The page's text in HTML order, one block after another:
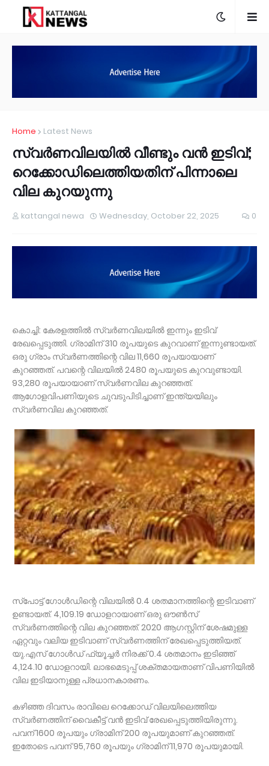
Home Latest News
സ്വർണവിലയിൽ വീണ്ടും വൻ ഇടിവ്;
റെക്കോഡിലെത്തിയതിന് പിന്നാലെ
വില കുറയുന്നു
kattangal newa Wednesday, October 22, 2025 0
കൊച്ചി: കേരളത്തിൽ സ്വർണവിലയിൽ ഇന്നും ഇടിവ്
രേഖപ്പെടുത്തി. ഗ്രാമിന് 310 രൂപയുടെ കുറവാണ് ഇന്നുണ്ടായത്.
ഒരു ഗ്രാം സ്വർണത്തിന്റെ വില 11,660 രൂപയായാണ്
കുറഞ്ഞത്. പവന്റെ വിലയിൽ 2480 രൂപയുടെ കുറവുണ്ടായി.
93,280 രൂപയായാണ് സ്വർണവില കുറഞ്ഞത്.
ആഗോളവിപണിയുടെ ചുവടുപിടിച്ചാണ് ഇന്ത്യയിലും
സ്വർണവില കുറഞ്ഞത്.
സ്പോട്ട് ഗോൾഡിന്റെ വിലയിൽ 0.4 ശതമാനത്തിന്റെ ഇടിവാണ്
ഉണ്ടായത്. 4,109.19 ഡോളറായാണ് ഒരു ഔൺസ്
സ്വർണത്തിന്റെ വില കുറഞ്ഞത്. 2020 ആഗസ്റ്റിന് ശേഷമുള്ള
ഏറ്റവും വലിയ ഇടിവാണ് സ്വർണത്തിന് രേഖപ്പെടുത്തിയത്.
യു.എസ് ഗോൾഡ് ഫ്യൂച്ചർ നിരക്ക് 0.4 ശതമാനം ഇടിഞ്ഞ്
4,124.10 ഡോളറായി. ലാഭമെടുപ്പ് ശക്തമായതാണ് വിപണിയിൽ
വില ഇടിയാനുള്ള പ്രധാനകാരണം.
കഴിഞ്ഞ ദിവസം രാവിലെ റെക്കോഡ് വിലയിലെത്തിയ
സ്വർണത്തിന് വൈകീട്ട് വൻ ഇടിവ് രേഖപ്പെടുത്തിയിരുന്നു.
പവന് 1600 രൂപയും ഗ്രാമിന് 200 രൂപയുമാണ് കുറഞ്ഞത്.
ഇതോടെ പവന് 95,760 രൂപയും ഗ്രാമിന് 11,970 രൂപയുമായി.